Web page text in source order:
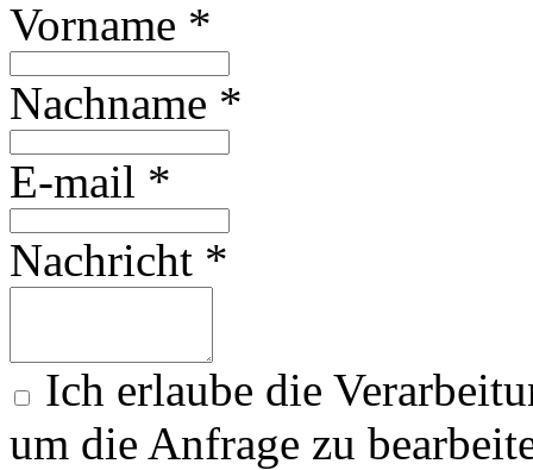
Vorname *
Nachname *
E-mail *
Nachricht *
Ich erlaube die
um die Anfrage zu